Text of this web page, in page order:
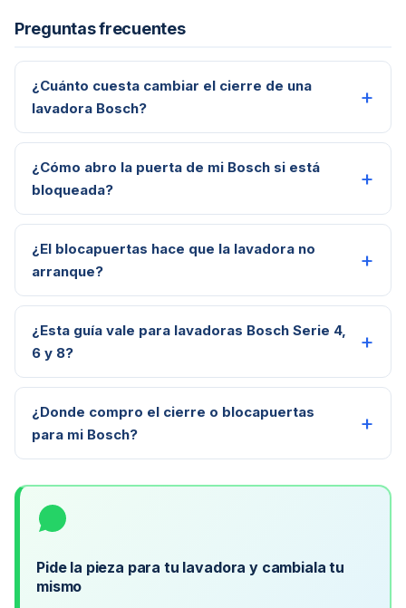
Preguntas frecuentes
¿Cuánto cuesta cambiar el cierre de una
lavadora Bosch?
¿Cómo abro la puerta de mi Bosch si está
bloqueada?
¿El blocapuertas hace que la lavadora no
arranque?
¿Esta guía vale para lavadoras Bosch Serie 4,
6 y 8?
¿Donde compro el cierre o blocapuertas
para mi Bosch?
Pide la pieza para tu lavadora y cambiala tu
mismo